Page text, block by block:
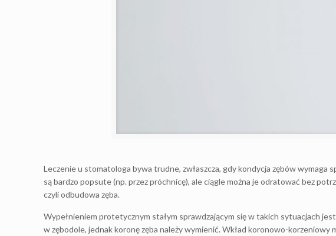
Leczenie u stomatologa bywa trudne, zwłaszcza, gdy kondycja zębów
są bardzo popsute (np. przez próchnicę), ale ciągle można je odratować bez
czyli odbudowa zęba.
Wypełnieniem protetycznym stałym sprawdzającym się w takich sytuacjach
w zębodole, jednak koronę zęba należy wymienić. Wkład koronowo-